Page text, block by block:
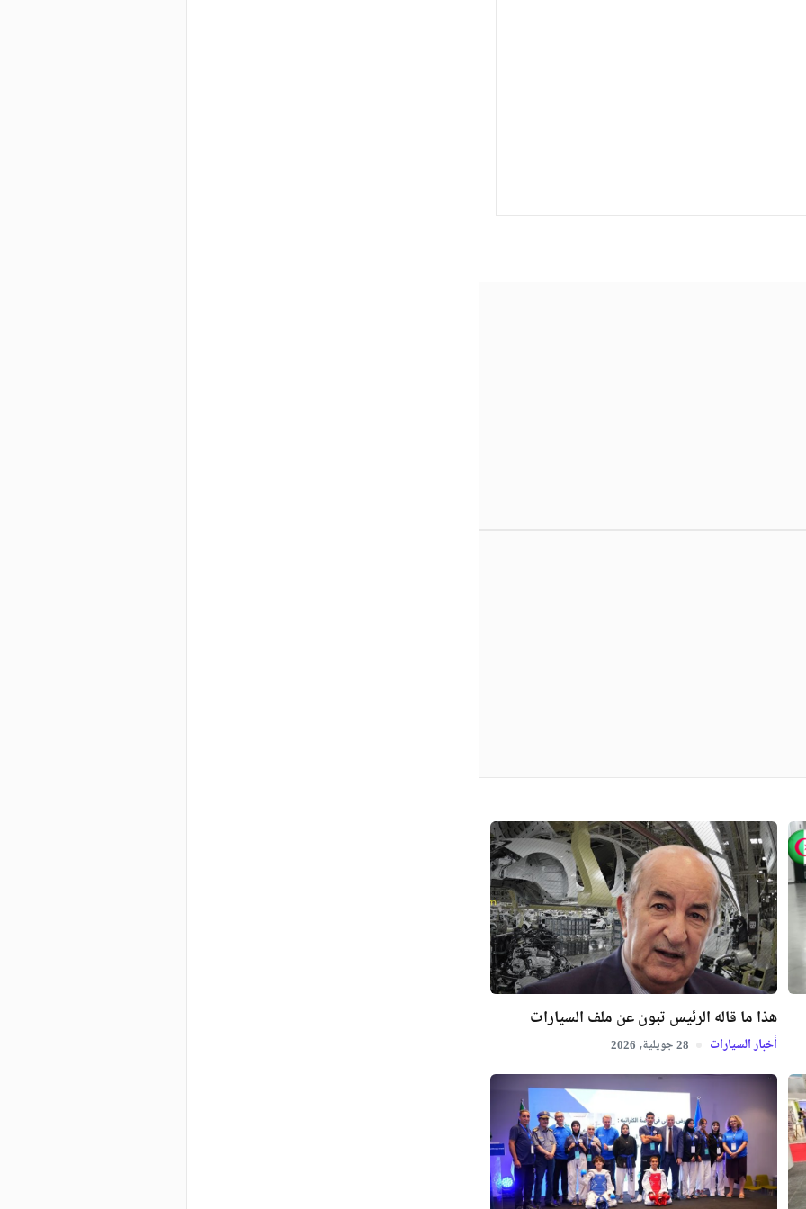
هذا ما قاله الرئيس تبون عن ملف السيارات
أخبار السيارات 28 جويلية, 2026